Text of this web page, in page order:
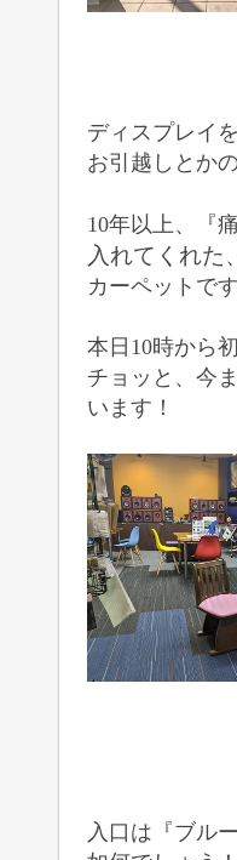
ディスプレイ
お引越しとか
10年以上、『
入れてくれた
カーペットで
本日10時から
チョッと、今
います！
入口は『ブル